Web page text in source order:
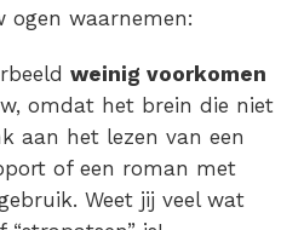
ogen waarnemen:
weinig voorkomen
omdat het brein die niet
aan het lezen van een
of een roman met
Weet jij veel wat